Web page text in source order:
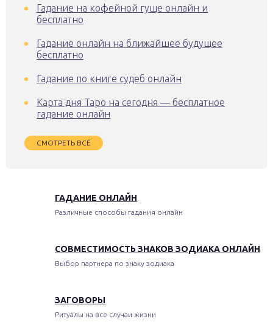
Гадание на кофейной гуще онлайн и
бесплатно
Гадание онлайн на ближайшее будущее
бесплатно
Гадание по книге судеб онлайн
Карта дня Таро на сегодня — бесплатное
гадание онлайн
СМОТРЕТЬ ВСЁ
ГАДАНИЕ ОНЛАЙН
Различные способы гадания онлайн
СОВМЕСТИМОСТЬ ЗНАКОВ ЗОДИАКА ОНЛАЙН
Выбор партнера по знаку зодиака
ЗАГОВОРЫ
Ритуалы на все случаи жизни